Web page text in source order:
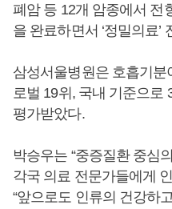
폐암 등 12개 암종에서 전
을 완료하면서 ‘정밀의료’
삼성서울병원은 호흡기
로벌 19위, 국내 기준으로
평가받았다.
박승우는 “중증질환 중심
각국 의료 전문가들에게
“앞으로도 인류의 건강하